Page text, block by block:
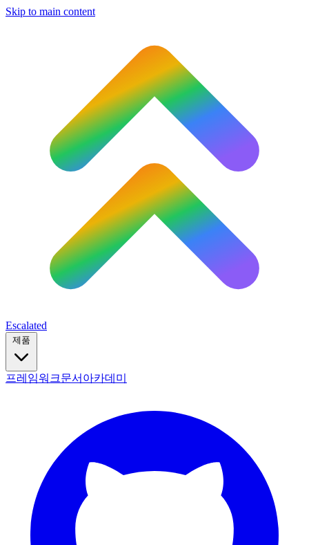
Skip to main content
Escalated
프레임워크문서 아카데미